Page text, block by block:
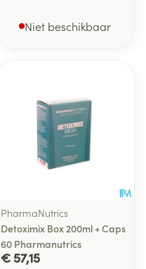
Niet beschikbaar
PharmaNutrics
Detoximix Box 200ml + Caps
60 Pharmanutrics
€ 57,15